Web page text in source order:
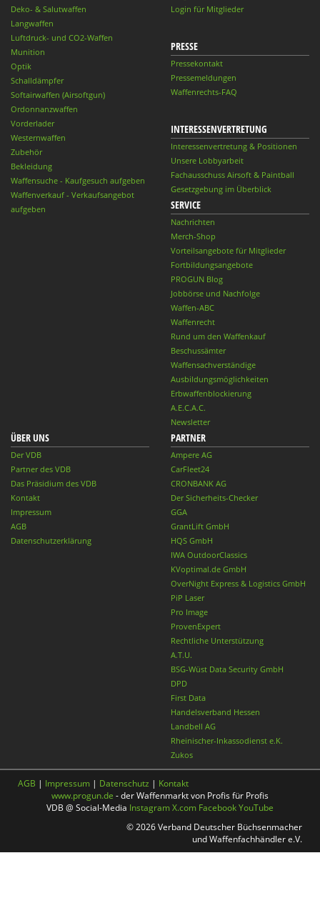
Deko- & Salutwaffen
Langwaffen
Luftdruck- und CO2-Waffen
Munition
Optik
Schalldämpfer
Softairwaffen (Airsoftgun)
Ordonnanzwaffen
Vorderlader
Westernwaffen
Zubehör
Bekleidung
Waffensuche - Kaufgesuch aufgeben
Waffenverkauf - Verkaufsangebot
aufgeben
Login für Mitglieder
PRESSE
Pressekontakt
Pressemeldungen
Waffenrechts-FAQ
INTERESSENVERTRETUNG
Interessenvertretung & Positionen
Unsere Lobbyarbeit
Fachausschuss Airsoft & Paintball
Gesetzgebung im Überblick
SERVICE
Nachrichten
Merch-Shop
Vorteilsangebote für Mitglieder
Fortbildungsangebote
PROGUN Blog
Jobbörse und Nachfolge
Waffen-ABC
Waffenrecht
Rund um den Waffenkauf
Beschussämter
Waffensachverständige
Ausbildungsmöglichkeiten
Erbwaffenblockierung
A.E.C.A.C.
Newsletter
ÜBER UNS
Der VDB
Partner des VDB
Das Präsidium des VDB
Kontakt
Impressum
AGB
Datenschutzerklärung
PARTNER
Ampere AG
CarFleet24
CRONBANK AG
Der Sicherheits-Checker
GGA
GrantLift GmbH
HQS GmbH
IWA OutdoorClassics
KVoptimal.de GmbH
OverNight Express & Logistics GmbH
PiP Laser
Pro Image
ProvenExpert
Rechtliche Unterstützung
A.T.U.
BSG-Wüst Data Security GmbH
DPD
First Data
Handelsverband Hessen
Landbell AG
Rheinischer-Inkassodienst e.K.
Zukos
AGB | Impressum | Datenschutz | Kontakt
www.progun.de - der Waffenmarkt von Profis für Profis
VDB @ Social-Media InstagramX.com FacebookYouTube
© 2026 Verband Deutscher Büchsenmacher
und Waffenfachhändler e.V.